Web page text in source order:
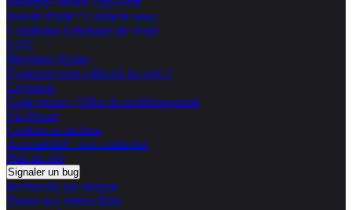
Besoin d'aide ? Contacte nous
Conditions Générales de vente
CGU
Mentions légales
Comment sont collectés les avis ?
Livraison
Code promo / Offre de remboursement
Vie Privée
Cookies et trackers
Accessibilité : non conforme
Plan du site
Signaler un bug
Recherche par marque
Toutes nos ventes flash